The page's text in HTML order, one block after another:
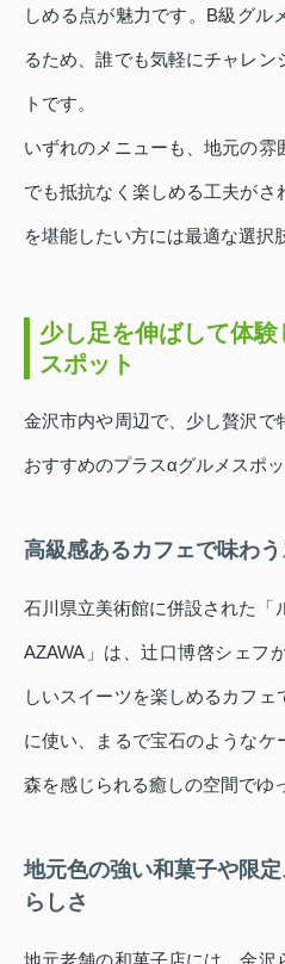
しめる点が魅力です。B級グル
るため、誰でも気軽にチャレ
トです。
いずれのメニューも、地元の
でも抵抗なく楽しめる工夫がさ
を堪能したい方には最適な選択
少し足を伸ばして体
スポット
金沢市内や周辺で、少し贅沢で
おすすめのプラスαグルメスポ
高級感あるカフェで味わ
石川県立美術館に併設された「
AZAWA」は、辻口博啓シェフ
しいスイーツを楽しめるカフ
に使い、まるで宝石のようなケ
森を感じられる癒しの空間でゆ
地元色の強い和菓子や限
らしさ
地元老舗の和菓子店には、金沢